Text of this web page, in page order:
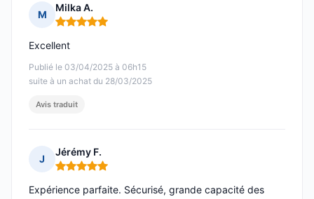
M
Milka A.
Note : 5 sur 5
Publié le 03/04/2025 à 06h15
suite à un achat du 28/03/2025
Excellent
Avis traduit
J
Jérémy F.
Note : 5 sur 5
Expérience parfaite. Sécurisé, grande capacité des